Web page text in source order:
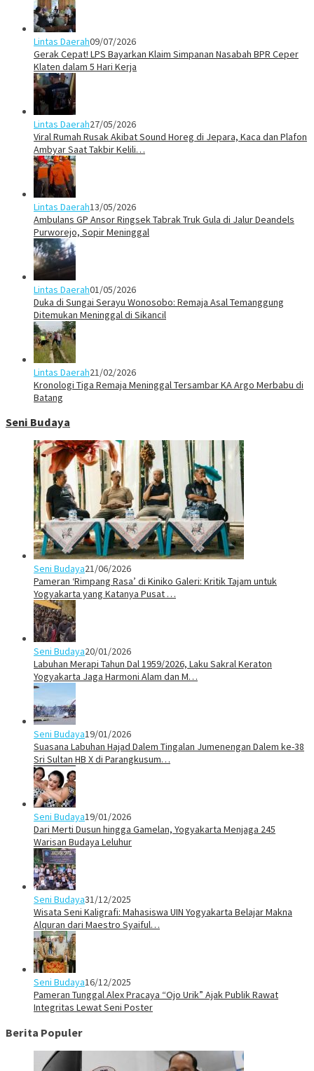
Lintas Daerah09/07/2026
Gerak Cepat! LPS Bayarkan Klaim Simpanan Nasabah BPR Ceper
Klaten dalam 5 Hari Kerja
Lintas Daerah27/05/2026
Viral Rumah Rusak Akibat Sound Horeg di Jepara, Kaca dan Plafon
Ambyar Saat Takbir Kelili…
Lintas Daerah13/05/2026
Ambulans GP Ansor Ringsek Tabrak Truk Gula di Jalur Deandels
Purworejo, Sopir Meninggal
Lintas Daerah01/05/2026
Duka di Sungai Serayu Wonosobo: Remaja Asal Temanggung
Ditemukan Meninggal di Sikancil
Lintas Daerah21/02/2026
Kronologi Tiga Remaja Meninggal Tersambar KA Argo Merbabu di
Batang
Seni Budaya
Seni Budaya21/06/2026
Pameran ‘Rimpang Rasa’ di Kiniko Galeri: Kritik Tajam untuk
Yogyakarta yang Katanya Pusat …
Seni Budaya20/01/2026
Labuhan Merapi Tahun Dal 1959/2026, Laku Sakral Keraton
Yogyakarta Jaga Harmoni Alam dan M…
Seni Budaya19/01/2026
Suasana Labuhan Hajad Dalem Tingalan Jumenengan Dalem ke-38
Sri Sultan HB X di Parangkusum…
Seni Budaya19/01/2026
Dari Merti Dusun hingga Gamelan, Yogyakarta Menjaga 245
Warisan Budaya Leluhur
Seni Budaya31/12/2025
Wisata Seni Kaligrafi: Mahasiswa UIN Yogyakarta Belajar Makna
Alquran dari Maestro Syaiful…
Seni Budaya16/12/2025
Pameran Tunggal Alex Pracaya “Ojo Urik” Ajak Publik Rawat
Integritas Lewat Seni Poster
Berita Populer